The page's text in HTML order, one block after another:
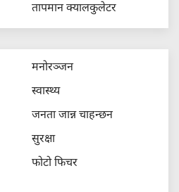
तापमान क्यालकुलेटर
मनोरञ्जन
स्वास्थ्य
जनता जान्न चाहन्छन
सुरक्षा
फोटो फिचर